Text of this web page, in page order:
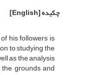
چکیده[English]
his followers is
to studying the
as the analysis
grounds and